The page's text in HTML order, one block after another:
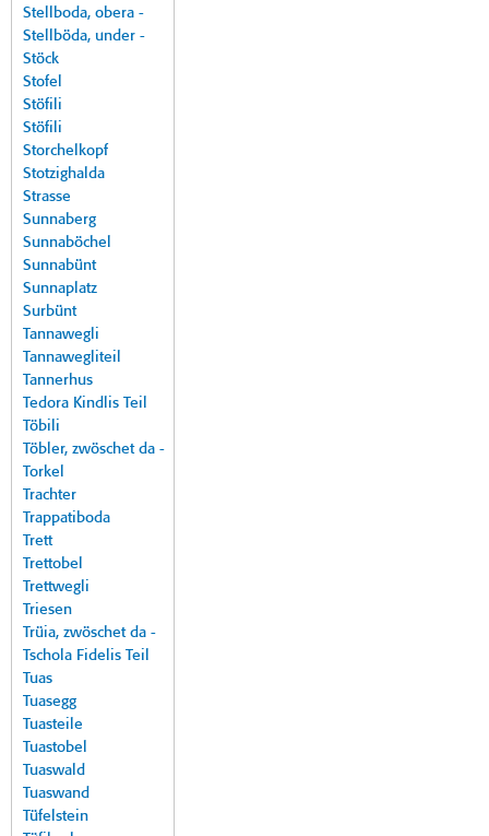
Stellboda, obera -
Stellböda, under -
Stöck
Stofel
Stöfili
Stöfili
Storchelkopf
Stotzighalda
Strasse
Sunnaberg
Sunnaböchel
Sunnabünt
Sunnaplatz
Surbünt
Tannawegli
Tannawegliteil
Tannerhus
Tedora Kindlis Teil
Töbili
Töbler, zwöschet da -
Torkel
Trachter
Trappatiboda
Trett
Trettobel
Trettwegli
Triesen
Trüia, zwöschet da -
Tschola Fidelis Teil
Tuas
Tuasegg
Tuasteile
Tuastobel
Tuaswald
Tuaswand
Tüfelstein